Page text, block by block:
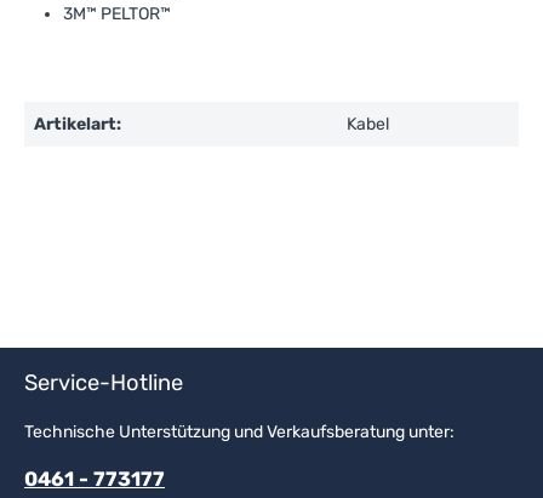
3M™ PELTOR™
Artikelart: Kabel
Service-Hotline
Technische Unterstützung und Verkaufsberatung unter:
0461 - 773177